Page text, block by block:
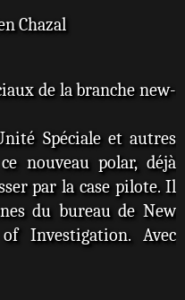
Chazal
de la branche new-
Spéciale et autres
nouveau polar, déjà
par la case pilote. Il
du bureau de New
Investigation. Avec